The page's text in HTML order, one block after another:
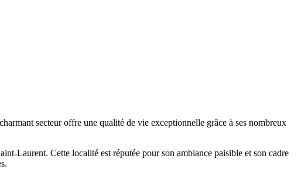
secteur offre une qualité de vie exceptionnelle grâce à ses nombreux
Laurent. Cette localité est réputée pour son ambiance paisible et son cadre